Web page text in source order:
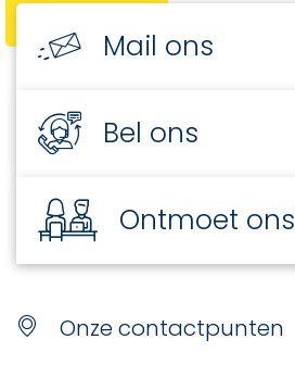
Nog één vraag?
Mail ons
Bel ons
Ontmoet ons
Onze contactpunten